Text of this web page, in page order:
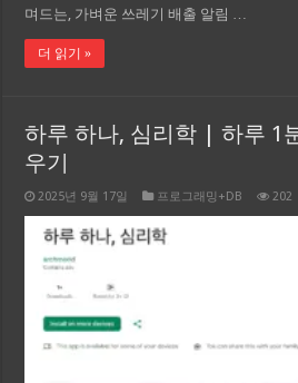
며드는, 가벼운 쓰레기 배출 알림 …
더 읽기 »
하루 하나, 심리학 | 하루 1
우기
2025년 9월 17일 프로그래밍+DB 202